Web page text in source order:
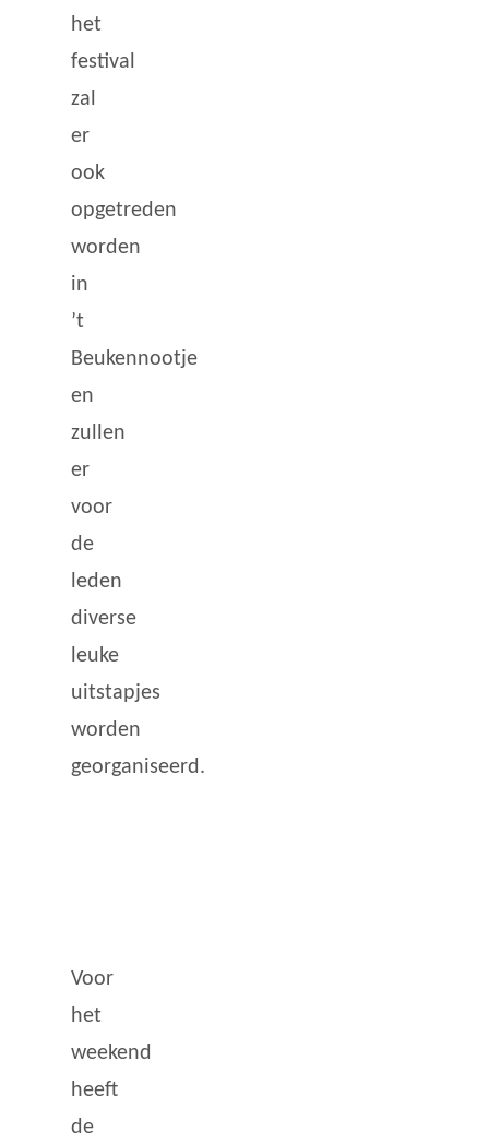
het
festival
zal
er
ook
opgetreden
worden
in
’t
Beukennootje
en
zullen
er
voor
de
leden
diverse
leuke
uitstapjes
worden
georganiseerd.
Voor
het
weekend
heeft
de